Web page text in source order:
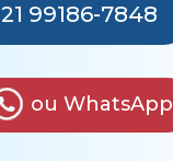
21 99186-7848
ou WhatsApp